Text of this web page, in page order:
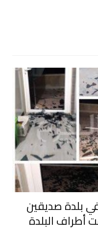
بلدة صديقين
أطراف البلدة